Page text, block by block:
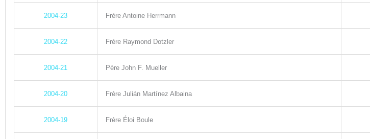
2004-23 Frère Antoine Herrmann
2004-22 Frère Raymond Dotzler
2004-21 Père John F. Mueller
2004-20 Frère Julián Martínez Albaina
2004-19 Frère Éloi Boule